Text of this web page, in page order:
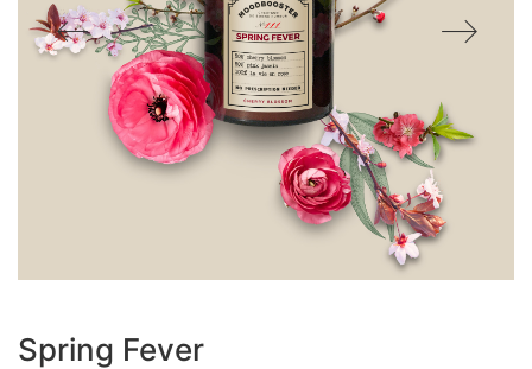
Spring Fever